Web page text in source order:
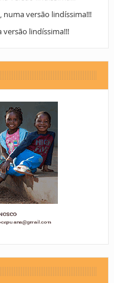
numa versão lindíssima!!!
versão lindíssima!!!